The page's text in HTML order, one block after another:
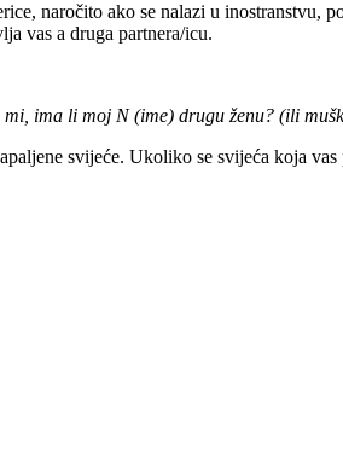
naročito ako se nalazi u inostranstvu,
vas a druga partnera/icu.
ima li moj N (ime) drugu ženu? (ili
svijeće. Ukoliko se svijeća koja